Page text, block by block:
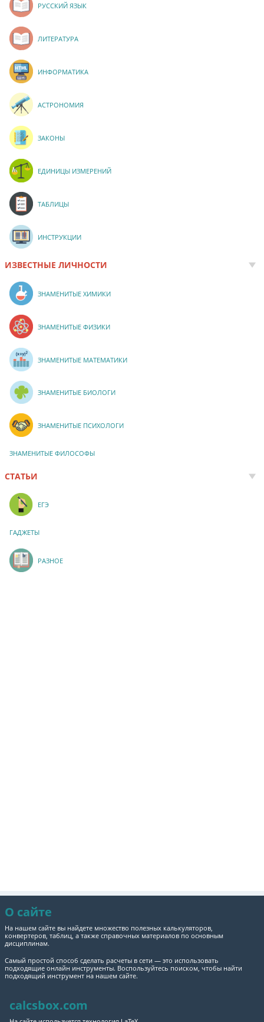
РУССКИЙ ЯЗЫК
ЛИТЕРАТУРА
ИНФОРМАТИКА
АСТРОНОМИЯ
ЗАКОНЫ
ЕДИНИЦЫ ИЗМЕРЕНИЙ
ТАБЛИЦЫ
ИНСТРУКЦИИ
ИЗВЕСТНЫЕ ЛИЧНОСТИ
ЗНАМЕНИТЫЕ ХИМИКИ
ЗНАМЕНИТЫЕ ФИЗИКИ
ЗНАМЕНИТЫЕ МАТЕМАТИКИ
ЗНАМЕНИТЫЕ БИОЛОГИ
ЗНАМЕНИТЫЕ ПСИХОЛОГИ
ЗНАМЕНИТЫЕ ФИЛОСОФЫ
СТАТЬИ
ЕГЭ
ГАДЖЕТЫ
РАЗНОЕ
О сайте
На нашем сайте вы найдете множество полезных калькуляторов,
конвертеров, таблиц, а также справочных материалов по основным
дисциплинам.
Самый простой способ сделать расчеты в сети — это использовать
подходящие онлайн инструменты. Воспользуйтесь поиском, чтобы найти
подходящий инструмент на нашем сайте.
calcsbox.com